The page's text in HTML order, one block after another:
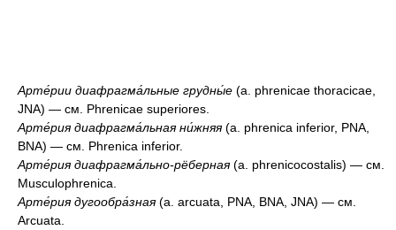
Арте́рии диафрагма́льные грудны́е (a. phrenicae thoracicae,
JNA) — см. Phrenicae superiores.
Арте́рия диафрагма́льная ни́жняя(a. phrenica inferior, PNA,
BNA) — см. Phrenica inferior.
Арте́рия диафрагма́льно-рёберная(a. phrenicocostalis) — см.
Musculophrenica.
Арте́рия дугообра́зная(a. arcuata, PNA, BNA, JNA) — см.
Arcuata.